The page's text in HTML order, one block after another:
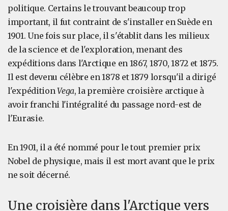
politique. Certains le trouvant beaucoup trop
important, il fut contraint de s'installer en Suède en
1901. Une fois sur place, il s'établit dans les milieux
de la science et de l'exploration, menant des
expéditions dans l'Arctique en 1867, 1870, 1872 et 1875.
Il est devenu célèbre en 1878 et 1879 lorsqu'il a dirigé
l'expéditionVega, la première croisière arctique à
avoir franchi l'intégralité du passage nord-est de
l'Eurasie.
En 1901, il a été nommé pour le tout premier prix
Nobel de physique, mais il est mort avant que le prix
ne soit décerné.
Une croisière dans l'Arctique vers